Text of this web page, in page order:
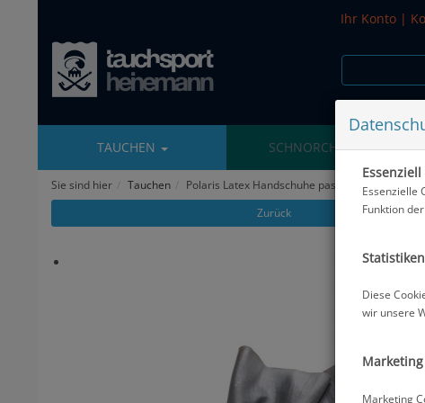
Ihr Konto |
TAUCHEN SCHNORCHELN
Sie sind hier Tauchen
Polaris Latex Handschuhe passend für
Zurück
Essenziell
Essenzielle
Funktion
Diese
wir unsere
Marketing
Marketing